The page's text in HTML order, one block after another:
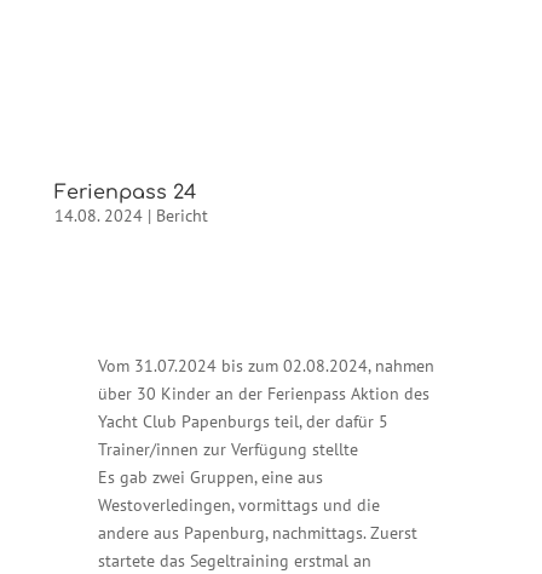
Ferienpass 24
14.08. 2024| Bericht
Vom 31.07.2024 bis zum 02.08.2024, nahmen
über 30 Kinder an der Ferienpass Aktion des
Yacht Club Papenburgs teil, der dafür 5
Trainer/innen zur Verfügung stellte
Es gab zwei Gruppen, eine aus
Westoverledingen, vormittags und die
andere aus Papenburg, nachmittags. Zuerst
startete das Segeltraining erstmal an